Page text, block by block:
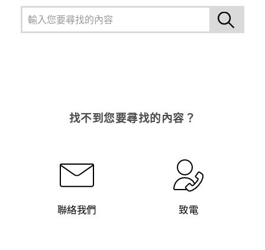
找不到您要尋找的內容？
聯絡我們 致電